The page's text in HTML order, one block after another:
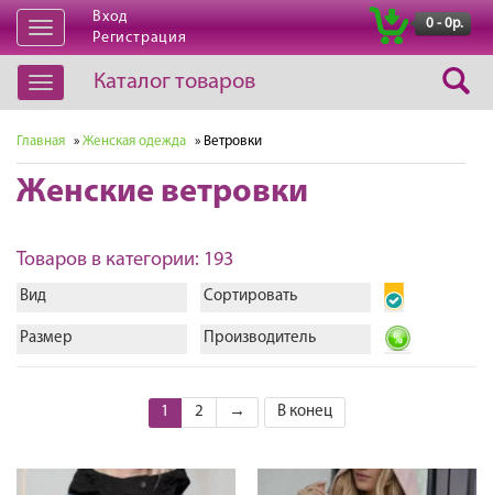
Открыть
навигацию
Вход
Регистрация
0 - 0р.
Открыть
навигацию
Каталог товаров
Главная » Женская одежда » Ветровки
Женские ветровки
Товаров в категории: 193
Вид Сортировать
Размер Производитель
1 2 → В конец